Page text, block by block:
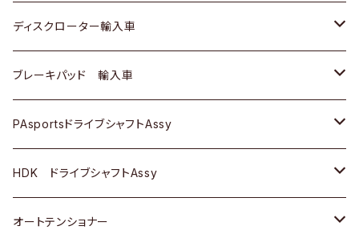
スバル
マツダ
三菱
スバル
ＢＥＮＺ
マツダ
三菱
スバル
ダイハツ
マツダ
三菱
スバル
日産
ダイハツ
マツダ
三菱
スバル
スズキ
日産
ダイハツ
マツダ
三菱
スズキ
日産
ダイハツ
マツダ
三菱
トヨタ
ホンダ
スズキ
日産
いすゞ
ディスクローター輸入車
ＡＵＤＩ
ＢＥＮＺ
ＢＭＷ
GOLF
ブレーキパッド 輸入車
ＢＥＮＺ
ＢＭＷ
ＷＡＧＥＮ
PAsportsドライブシャフトAssy
トヨタ
ホンダ
HDK ドライブシャフトAssy
スズキ
オートテンショナー